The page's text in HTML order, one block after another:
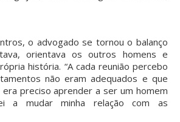
o advogado se tornou o balanço
orientava os outros homens e
história. “A cada reunião percebo
não eram adequados e que
preciso aprender a ser um homem
a mudar minha relação com as